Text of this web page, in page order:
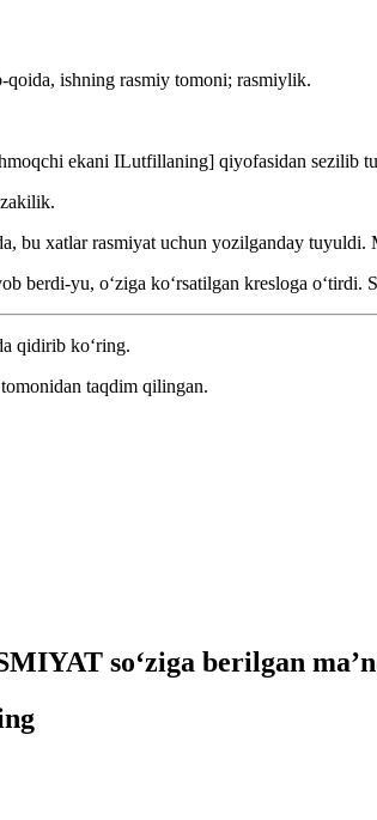
ishning rasmiy tomoni; rasmiylik.
ekani ILutfillaning] qiyofasidan sezilib
bu xatlar rasmiyat uchun yozilganday tuyuldi.
berdi-yu, oʻziga koʻrsatilgan kresloga oʻtirdi.
qidirib ko‘ring.
taqdim qilingan.
so‘ziga berilgan